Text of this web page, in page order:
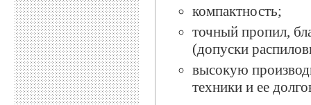
компактность;
точный пропил,
(допуски
высокую
техники и ее